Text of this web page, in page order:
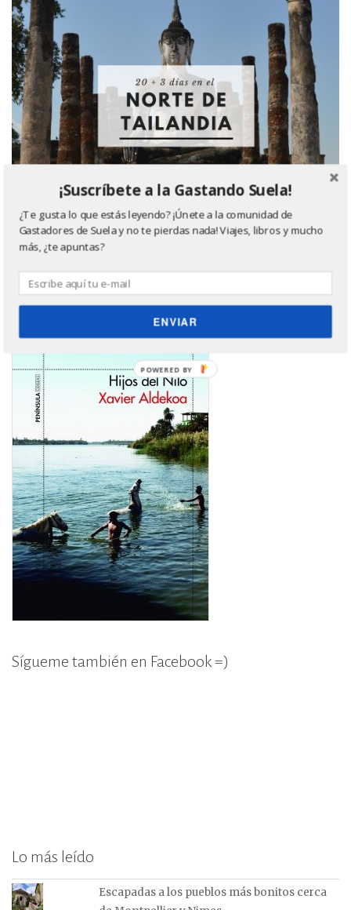
Último libro leído, ¿quieres saber más? Haz click
Sígueme también en Facebook =)
Lo más leído
Escapadas a los pueblos más bonitos cerca
¡Suscríbete a la Gastando Suela!
¿Te gusta lo que estás leyendo? ¡Únete a la comunidad de
Gastadores de Suela y no te pierdas nada! Viajes, libros y mucho
más, ¿te apuntas?
ENVIAR
POWERED
BY